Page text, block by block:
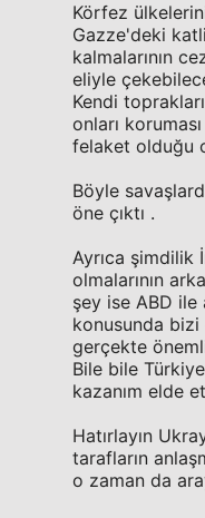
Körfez
Gazze'deki
kalmalarının
eliyle
Kendi
onları
felaket olduğu
Böyle
öne çıktı .
Ayrıca şimdilik
olmalarının
şey ise ABD ile
konusunda bizi
gerçekte önemli
Bile bile
kazanım elde
Hatırlayın
tarafların
o zaman da